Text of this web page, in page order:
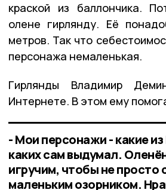
краской из баллончика.
олене гирлянду. Её
метров. Так что
персонажа немаленькая.
Гирлянды Владимир
Интернете. В этом ему
- Мои персонажи - какие
каких сам выдумал.
игручим, чтобы не просто
маленьким озорником.